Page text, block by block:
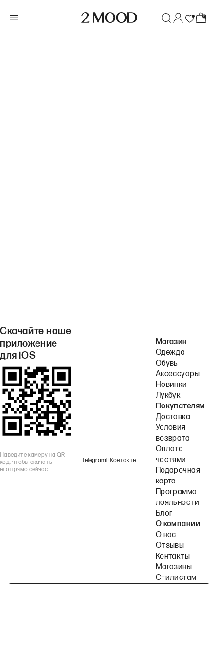
Скачайте наше
приложение
для iOS
или Android.
Наведите камеру на QR-
код, чтобы скачать
его прямо сейчас
TelegramВКонтакте
Магазин
Одежда
Обувь
Аксессуары
Новинки
Лукбук
Покупателям
Доставка
Условия
возврата
Оплата
частями
Подарочная
карта
Программа
лояльности
Блог
О компании
О нас
Отзывы
Контакты
Магазины
Стилистам